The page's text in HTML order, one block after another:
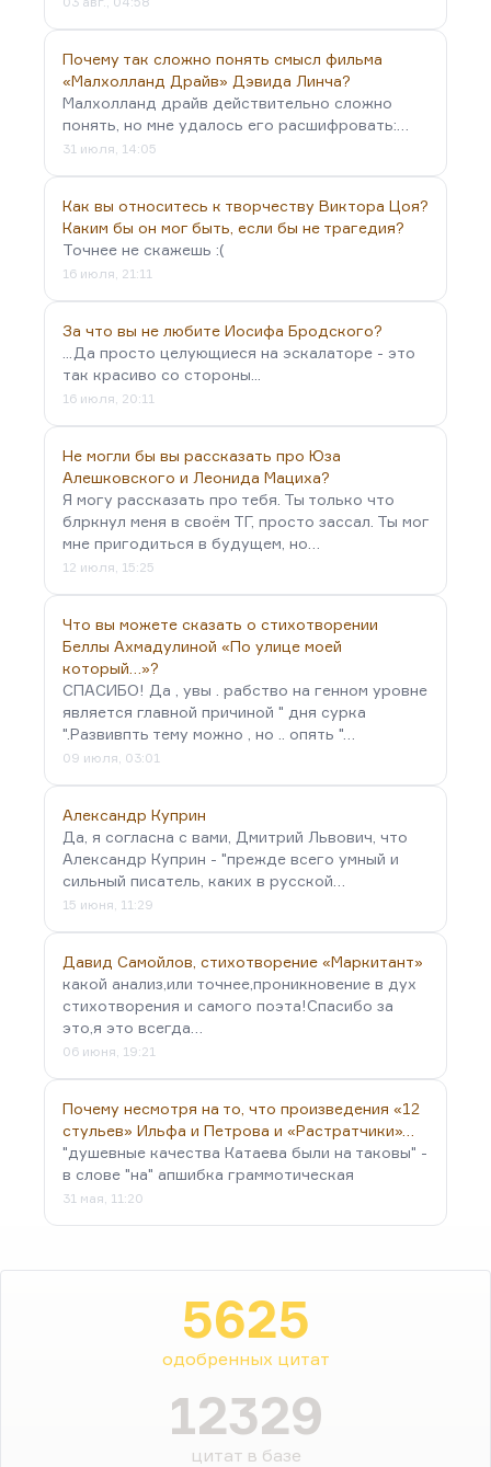
Почему так сложно понять смысл фильма
«Малхолланд Драйв» Дэвида Линча?
Малхолланд драйв действительно сложно
понять, но мне удалось его расшифровать:…
31 июля, 14:05
Как вы относитесь к творчеству Виктора Цоя?
Каким бы он мог быть, если бы не трагедия?
Точнее не скажешь :(
16 июля, 21:11
За что вы не любите Иосифа Бродского?
...Да просто целующиеся на эскалаторе - это
так красиво со стороны...
16 июля, 20:11
Не могли бы вы рассказать про Юза
Алешковского и Леонида Мациха?
Я могу рассказать про тебя. Ты только что
блркнул меня в своём ТГ, просто зассал. Ты мог
мне пригодиться в будущем, но…
12 июля, 15:25
Что вы можете сказать о стихотворении
Беллы Ахмадулиной «По улице моей
который…»?
СПАСИБО! Да , увы . рабство на генном уровне
является главной причиной " дня сурка
".Развивпть тему можно , но .. опять "…
09 июля, 03:01
Александр Куприн
Да, я согласна с вами, Дмитрий Львович, что
Александр Куприн - "прежде всего умный и
сильный писатель, каких в русской…
15 июня, 11:29
Давид Самойлов, стихотворение «Маркитант»
какой анализ,или точнее,проникновение в дух
стихотворения и самого поэта!Спасибо за
это,я это всегда…
06 июня, 19:21
Почему несмотря на то, что произведения «12
стульев» Ильфа и Петрова и «Растратчики»…
"душевные качества Катаева были на таковы" -
в слове "на" апшибка граммотическая
31 мая, 11:20
5625
одобренных цитат
12329
цитат в базе